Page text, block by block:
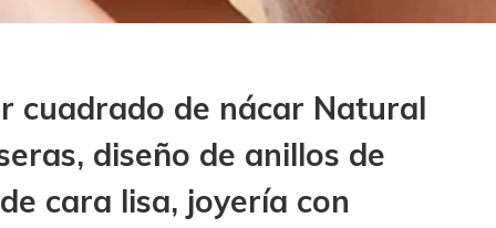
cuadrado de nácar Natural
diseño de anillos de
cara lisa, joyería con